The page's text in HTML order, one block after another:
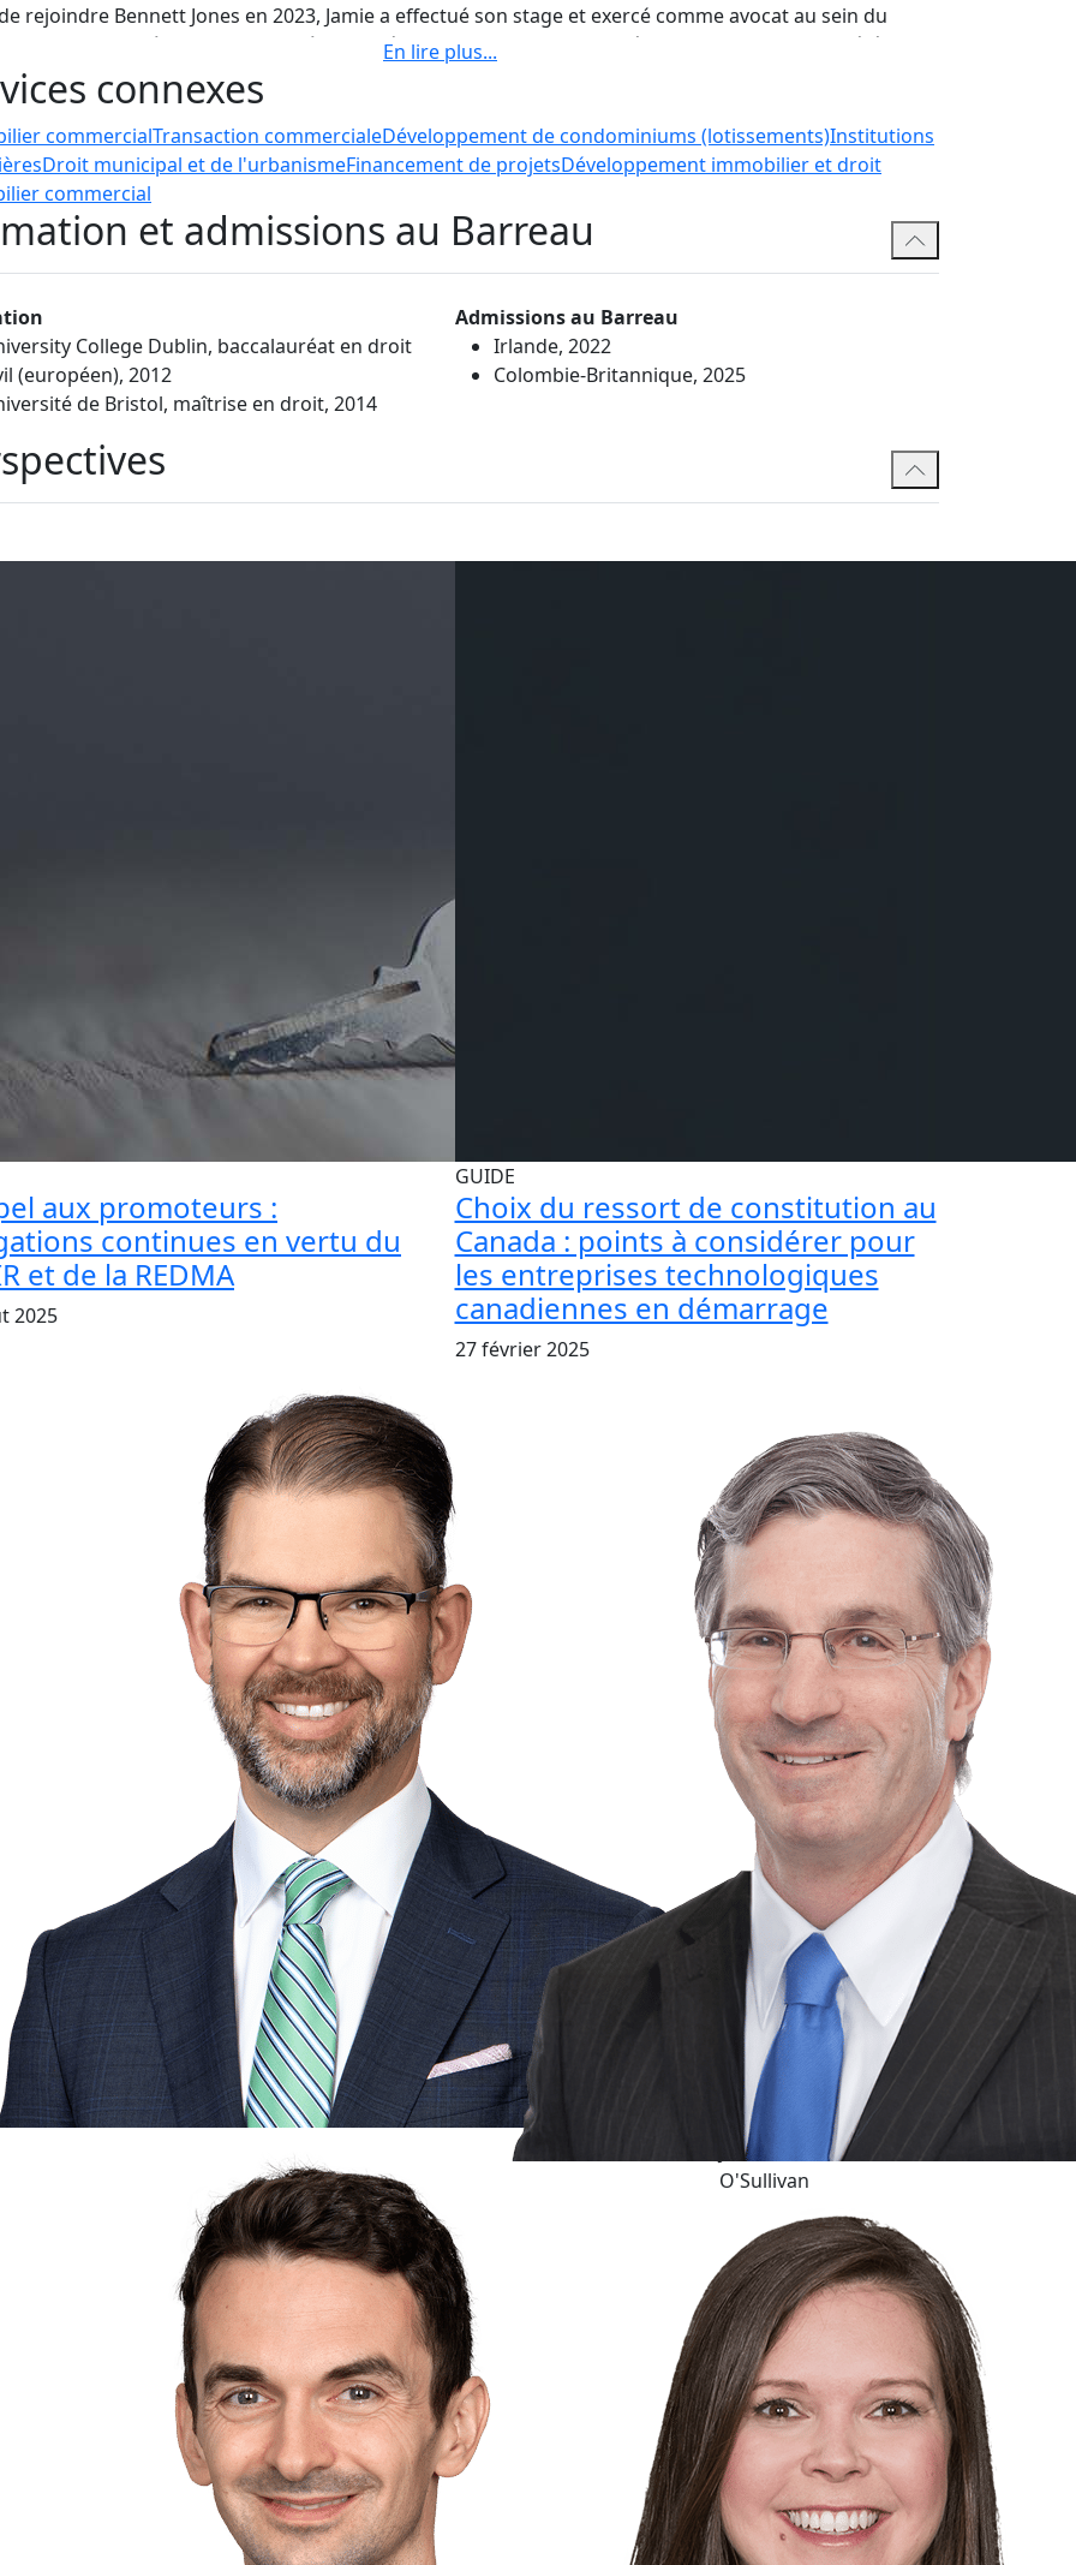
rejoindre Bennett Jones en 2023, Jamie a effectué son stage et exercé comme avocat au sein du
Arthur Cox LLP à Dublin de 2018 à 2022, où il a acquis une solide expérience en droit des sociétés et
immobilier. Il a également travaillé dans un cabinet d'avocats international de renom de 2022 à 2023.
membre du Barreau de la Colombie-Britannique et du Barreau d'Irlande.
En lire plus...
connexes
commercialTransaction commercialeDéveloppement de condominiums (lotissements)Institutions
Droit municipal et de l'urbanismeFinancement de projetsDéveloppement immobilier et droit
commercial
et admissions au Barreau
College Dublin, baccalauréat en droit
(européen), 2012
de Bristol, maîtrise en droit, 2014
Admissions au Barreau
Irlande, 2022
Colombie-Britannique, 2025
aux promoteurs :
continues en vertu du
et de la REDMA
2025
Mark V.
Lewis &
Jamie
O'Sullivan
GUIDE
Choix du ressort de constitution au
Canada : points à considérer pour
les entreprises technologiques
canadiennes en démarrage
27 février 2025